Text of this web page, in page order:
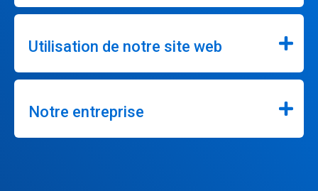
Utilisation de notre site web
Notre entreprise